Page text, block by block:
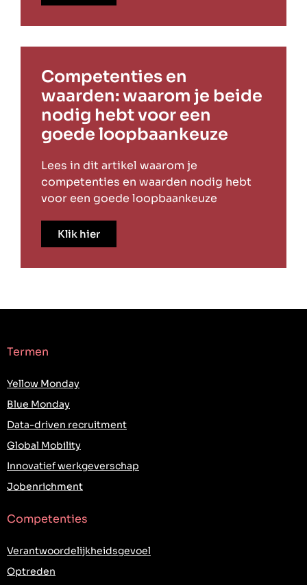
Competenties en
waarden: waarom je beide
nodig hebt voor een
goede loopbaankeuze
Lees in dit artikel waarom je
competenties en waarden nodig hebt
voor een goede loopbaankeuze
Klik hier
Termen
Yellow Monday
Blue Monday
Data-driven recruitment
Global Mobility
Innovatief werkgeverschap
Jobenrichment
Competenties
Verantwoordelijkheidsgevoel
Optreden